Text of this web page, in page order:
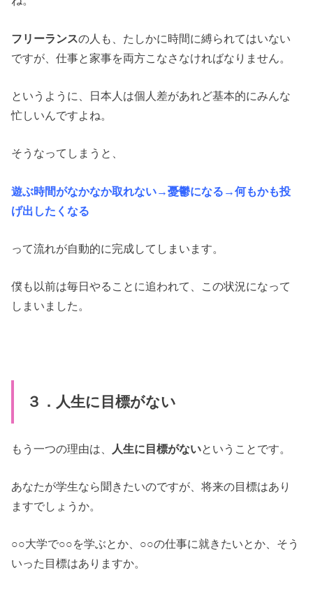
フリーランスの人も、たしかに時間に縛られてはいない
ですが、仕事と家事を両方こなさなければなりません。
というように、日本人は個人差があれど基本的にみんな
忙しいんですよね。
そうなってしまうと、
遊ぶ時間がなかなか取れない→憂鬱になる→何もかも投
げ出したくなる
って流れが自動的に完成してしまいます。
僕も以前は毎日やることに追われて、この状況になって
しまいました。
３．人生に目標がない
もう一つの理由は、 人生に目標がないということです。
あなたが学生なら聞きたいのですが、将来の目標はあり
ますでしょうか。
○○大学で○○を学ぶとか、○○の仕事に就きたいとか、そう
いった目標はありますか。